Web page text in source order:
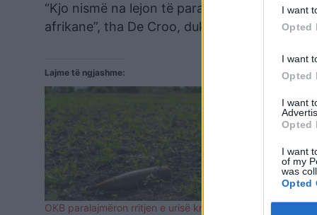
I want
Opted
I want
Opted
I want
Opted
I want
of my
was
Opted
“Kjo nismë na lejon të parandalojmë
afrikane”, tha De Croo, duke shtuar se
Lajme të ngjashme:
OKB paralajmëron rritjen e urisë kronike për
Katër